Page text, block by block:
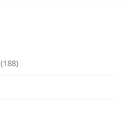
(188)